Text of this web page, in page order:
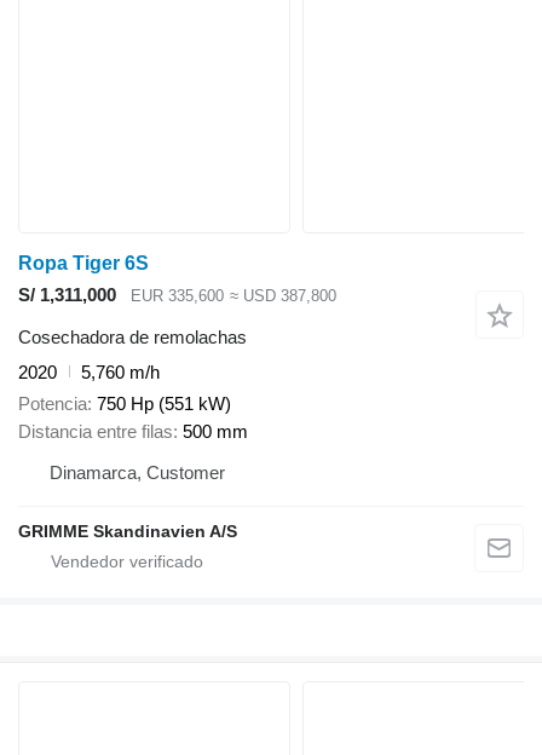
Ropa Tiger 6S
S/ 1,311,000
EUR 335,600 ≈ USD 387,800
Cosechadora de remolachas
2020
5,760 m/h
Potencia 750 Hp (551 kW)
Distancia entre filas 500 mm
Dinamarca, Customer
GRIMME Skandinavien A/S